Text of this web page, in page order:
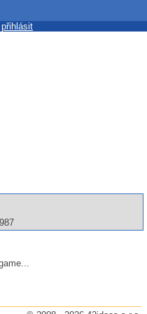
přihlásit